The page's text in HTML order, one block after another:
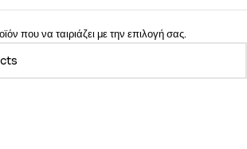
που να ταιριάζει με την επιλογή σας.